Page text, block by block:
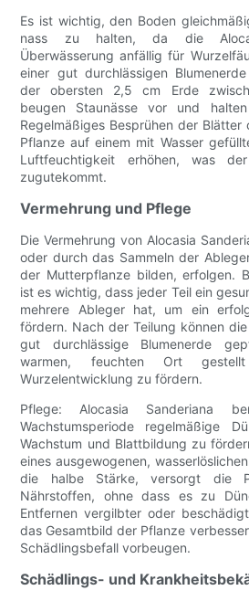
Es ist wichtig, den Boden
nass zu halten, da die
Überwässerung anfällig für
einer gut durchlässigen
der obersten 2,5 cm Erde
beugen Staunässe vor und
Regelmäßiges Besprühen der
Pflanze auf einem mit Wasser
Luftfeuchtigkeit erhöhen, was
zugutekommt.
Vermehrung und Pflege
Die Vermehrung von Alocasia
oder durch das Sammeln der
der Mutterpflanze bilden, erfolgen.
ist es wichtig, dass jeder Teil ein
mehrere Ableger hat, um ein
fördern. Nach der Teilung können
gut durchlässige Blumenerde
warmen, feuchten Ort
Wurzelentwicklung zu fördern.
Pflege: Alocasia Sanderiana
Wachstumsperiode regelmäßige
Wachstum und Blattbildung zu
eines ausgewogenen,
die halbe Stärke, versorgt die
Nährstoffen, ohne dass es zu
Entfernen vergilbter oder
das Gesamtbild der Pflanze
Schädlingsbefall vorbeugen.
Schädlings- und